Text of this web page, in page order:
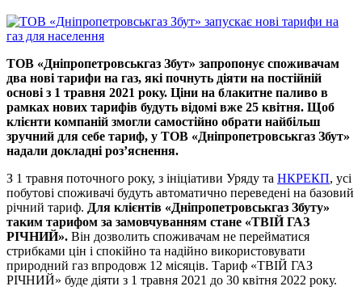
ТОВ «Дніпропетровськгаз Збут» запропонує споживачам
два нові тарифи на газ, які почнуть діяти на постійній
основі з 1 травня 2021 року. Ціни на блакитне паливо в
рамках нових тарифів будуть відомі вже 25 квітня. Щоб
клієнти компаній змогли самостійно обрати найбільш
зручний для себе тариф, у ТОВ «Дніпропетровськгаз Збут»
надали докладні роз’яснення.
З 1 травня поточного року, з ініціативи Уряду та НКРЕКП, усі
побутові споживачі будуть автоматично переведені на базовий
річний тариф. Для клієнтів «Дніпропетровськгаз Збуту»
таким тарифом за замовчуванням стане «ТВІЙ ГАЗ
РІЧНИЙ». Він дозволить споживачам не перейматися
стрибками цін і спокійно та надійно використовувати
природний газ впродовж 12 місяців. Тариф «ТВІЙ ГАЗ
РІЧНИЙ» буде діяти з 1 травня 2021 до 30 квітня 2022 року.